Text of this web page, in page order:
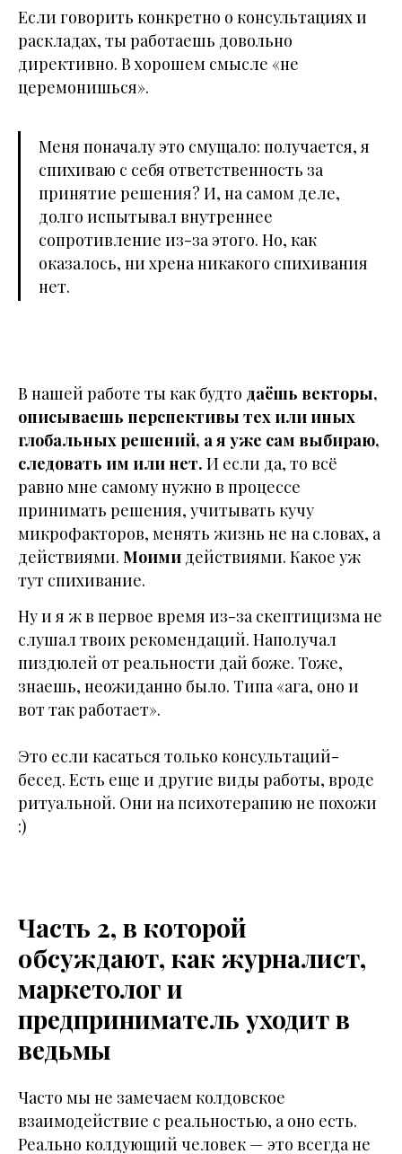
Если говорить конкретно о консультациях и
раскладах, ты работаешь довольно
директивно. В хорошем смысле «не
церемонишься».
Меня поначалу это смущало: получается, я
спихиваю с себя ответственность за
принятие решения? И, на самом деле,
долго испытывал внутреннее
сопротивление из-за этого. Но, как
оказалось, ни хрена никакого спихивания
нет.
В нашей работе ты как будто даёшь векторы,
описываешь перспективы тех или иных
глобальных решений, а я уже сам выбираю,
следовать им или нет. И если да, то всё
равно мне самому нужно в процессе
принимать решения, учитывать кучу
микрофакторов, менять жизнь не на словах, а
действиями. Моими действиями. Какое уж
тут спихивание.
Ну и я ж в первое время из-за скептицизма не
слушал твоих рекомендаций. Наполучал
пиздюлей от реальности дай боже. Тоже,
знаешь, неожиданно было. Типа «ага, оно и
вот так работает».
Это если касаться только консультаций-
бесед. Есть еще и другие виды работы, вроде
ритуальной. Они на психотерапию не похожи
:)
Часть 2, в которой
обсуждают, как журналист,
маркетолог и
предприниматель уходит в
ведьмы
Часто мы не замечаем колдовское
взаимодействие с реальностью, а оно есть.
Реально колдующий человек — это всегда не